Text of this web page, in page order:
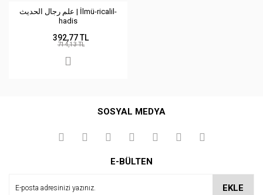
علم رجال الحديث | İlmü-ricalil-
hadis
392,77 TL
714,13 TL
SOSYAL MEDYA
E-BÜLTEN
EKLE